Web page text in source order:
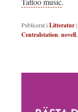
Publicerat iLitteratur|
Centralstation,novell,